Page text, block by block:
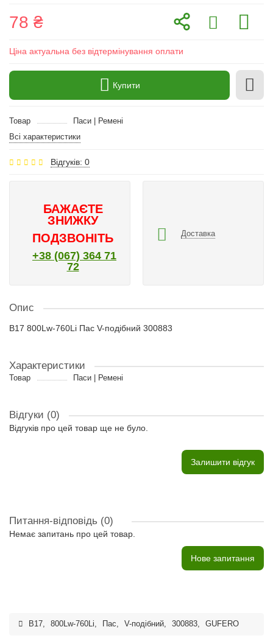
78 ₴
Ціна актуальна без відтермінування оплати
Купити
Товар
Паси | Ремені
Всі характеристики
Відгуків: 0
БАЖАЄТЕ
ЗНИЖКУ
ПОДЗВОНІТЬ
+38 (067) 364 71
72
Доставка
Опис
B17 800Lw-760Li Пас V-подібний 300883
Характеристики
Товар Паси | Ремені
Відгуки (0)
Відгуків про цей товар ще не було.
Залишити відгук
Питання-відповідь (0)
Немає запитань про цей товар.
Нове запитання
B17, 800Lw-760Li, Пас, V-подібний, 300883, GUFERO